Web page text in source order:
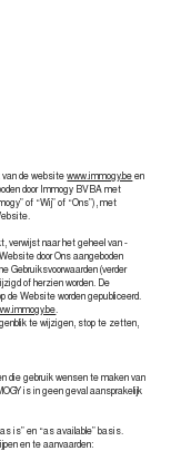
van de websitewww.immogy.be en
door Immogy BVBA met
of “Wij” of “Ons”), met
verwijst naar het geheel van -
door Ons aangeboden
Gebruiksvoorwaarden (verder
of herzien worden. De
de Website worden gepubliceerd.
.
te wijzigen, stop te zetten,
die gebruik wensen te maken van
is in geen geval aansprakelijk
is” en “as available” basis.
en te aanvaarden: